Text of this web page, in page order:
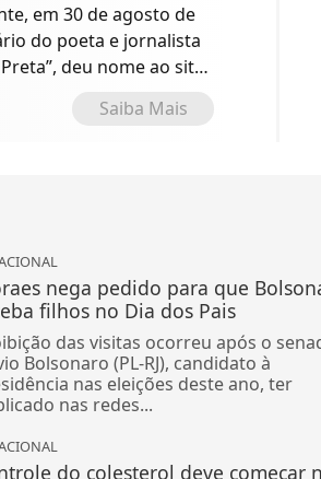
em 30 de agosto de
do poeta e jornalista
deu nome ao site
Saiba Mais
nega pedido para que
filhos no Dia dos Pais
das visitas ocorreu após o
Bolsonaro (PL-RJ), candidato à
nas eleições deste ano, ter
nas redes...
do colesterol deve começar